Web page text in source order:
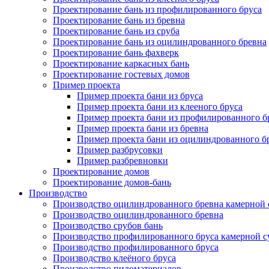
Проектирование бань из профилированного бруса
Проектирование бань из бревна
Проектирование бань из сруба
Проектирование бань из оцилиндрованного бревна
Проектирование бань фахверк
Проектирование каркасных бань
Проектирование гостевых домов
Пример проекта
Пример проекта бани из бруса
Пример проекта бани из клееного бруса
Пример проекта бани из профилированного
Пример проекта бани из бревна
Пример проекта бани из оцилиндрованного
Пример разбрусовки
Пример разбревновки
Проектирование домов
Проектирование домов-бань
Производство
Производство оцилиндрованного бревна камерной
Производство оцилиндрованного бревна
Производство срубов бань
Производство профилированного бруса камерной
Производство профилированного бруса
Производство клеёного бруса